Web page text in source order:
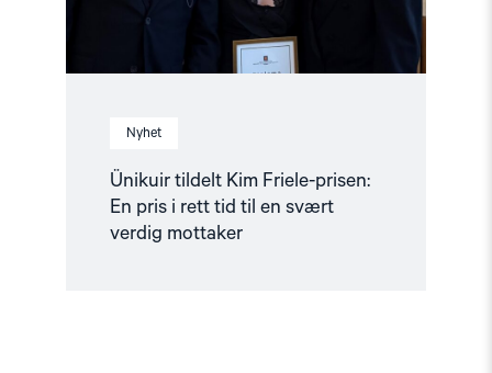
Nyhet
Ünikuir tildelt Kim Friele-prisen:
En pris i rett tid til en svært
verdig mottaker
til
svært